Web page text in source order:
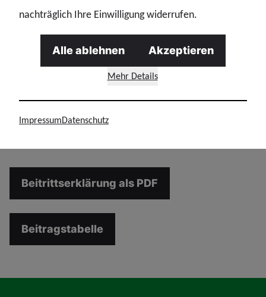
Wege, unkomplizierte Abläufe; offene Ohren für Dein
mit Hand und Fuß. Mitgliedernähe macht die besondere
Qualität unserer GdP aus. Daraus erwächst ein gesundes
Das wichtigste Bindeglied in unserer Gewerkschaft bleibt
Beitrittserklärung als PDF
Beitragstabelle
nachträglich Ihre Einwilligung widerrufen.
Mehr Details
Alle ablehnen Akzeptieren
ImpressumDatenschutz